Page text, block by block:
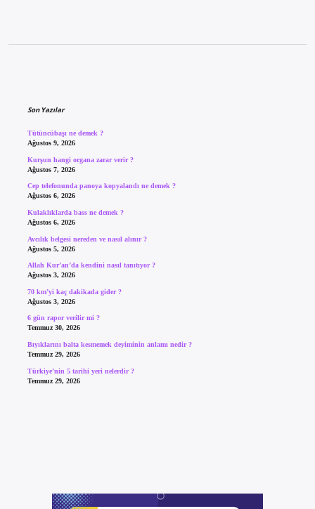
Son Yazılar
Tütüncübaşı ne demek ?
Ağustos 9, 2026
Kurşun hangi organa zarar verir ?
Ağustos 7, 2026
Cep telefonunda panoya kopyalandı ne demek ?
Ağustos 6, 2026
Kulaklıklarda bass ne demek ?
Ağustos 6, 2026
Avcılık belgesi nereden ve nasıl alınır ?
Ağustos 5, 2026
Allah Kur’an’da kendini nasıl tanıtıyor ?
Ağustos 3, 2026
70 km’yi kaç dakikada gider ?
Ağustos 3, 2026
6 gün rapor verilir mi ?
Temmuz 30, 2026
Bıyıklarını balta kesmemek deyiminin anlamı nedir ?
Temmuz 29, 2026
Türkiye’nin 5 tarihi yeri nelerdir ?
Temmuz 29, 2026